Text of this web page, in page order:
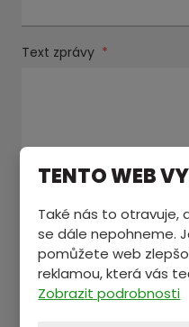
Text zprávy *
Souhlasím
zpracováním
osobních
údajů.
Souhlasím se
Položky označené
TENTO WEB
Také nás to otravuje,
se dále nepohneme.
pomůžete web
reklamou, která vás
Zobrazit podrobnosti